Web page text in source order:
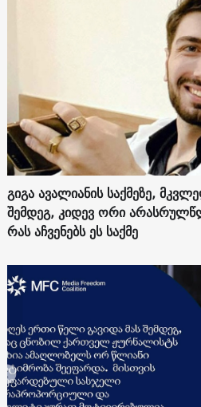
გიგა ავალიანის საქმეზე,
შემდეგ, კიდევ ორი
რას აჩვენებს ეს საქმე